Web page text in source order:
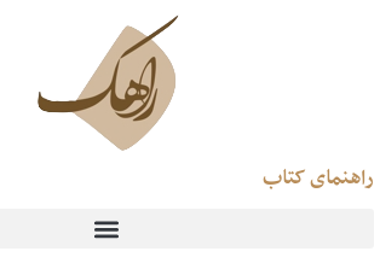
راهنمای کتاب